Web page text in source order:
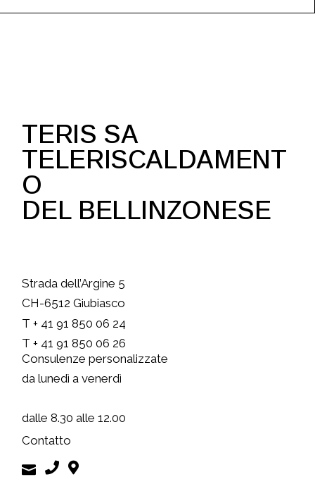
TERIS SA
TELERISCALDAMENT
O
DEL BELLINZONESE
Strada dell’Argine 5
CH-6512 Giubiasco
T + 41 91 850 06 24
T + 41 91 850 06 26
Consulenze personalizzate
da lunedì a venerdì
dalle 8.30 alle 12.00
Contatto